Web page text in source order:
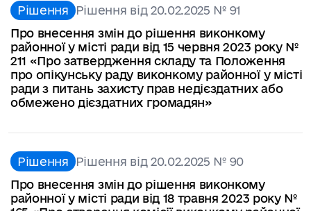
Рішення Рішення від 20.02.2025 № 91
Про внесення змін до рішення виконкому
районної у місті ради від 15 червня 2023 року №
211 «Про затвердження складу та Положення
про опікунську раду виконкому районної у місті
ради з питань захисту прав недієздатних або
обмежено дієздатних громадян»
Рішення Рішення від 20.02.2025 № 90
Про внесення змін до рішення виконкому
районної у місті ради від 18 травня 2023 року №